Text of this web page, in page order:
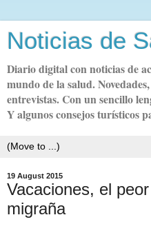
Noticias de
Diario digital con noticias de
mundo de la salud.
entrevistas. Con un sencillo
Y algunos consejos turísticos
19 August 2015
Vacaciones, el
migraña